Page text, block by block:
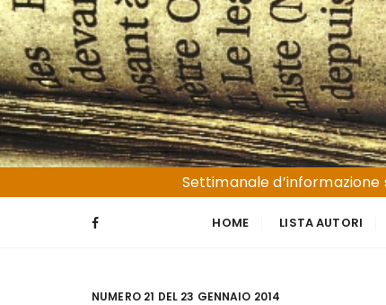
S
a
l
t
a
a
l
c
Trucioli
Liguria e Basso Piemonte
Settimanale
HOME LISTA AUTORI
NUMERO 21 DEL 23 GENNAIO 2014